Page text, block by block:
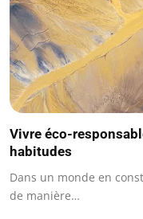
Vivre éco-
habitudes
Dans un monde en
de manière…